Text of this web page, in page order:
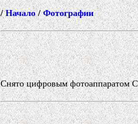
/Начало/Фотографии
Снято цифровым фотоаппаратом